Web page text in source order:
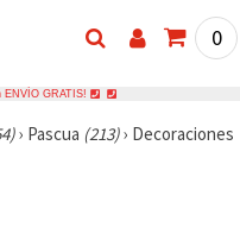
0
GRATIS!
› Pascua (213)› Decoraciones